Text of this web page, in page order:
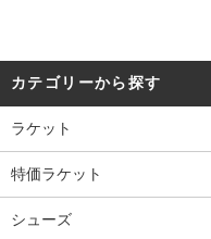
カテゴリーから探す
ラケット
特価ラケット
シューズ